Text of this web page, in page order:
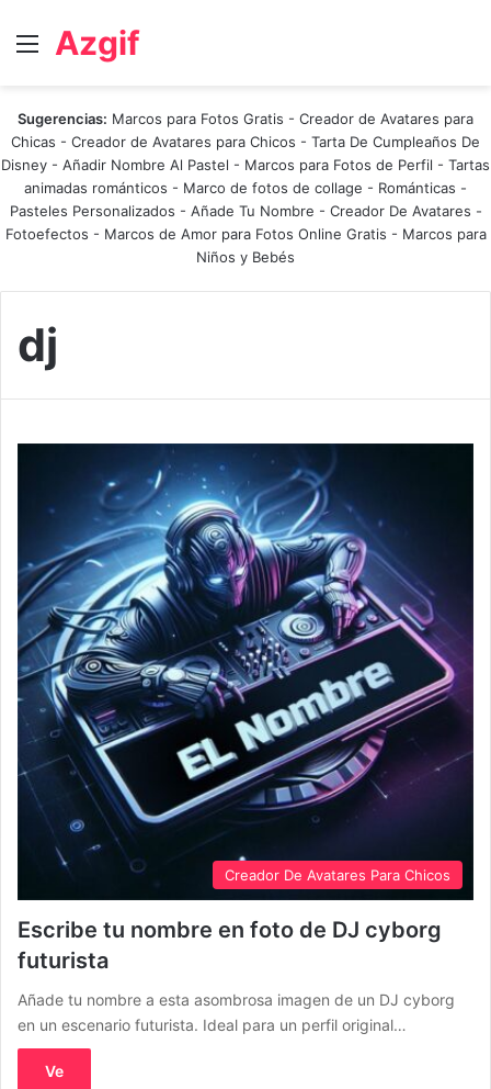
Menú
Azgif
Sugerencias: Marcos para Fotos Gratis - Creador de Avatares para
Chicas - Creador de Avatares para Chicos - Tarta De Cumpleaños De
Disney - Añadir Nombre Al Pastel - Marcos para Fotos de Perfil - Tartas
animadas románticos - Marco de fotos de collage - Románticas -
Pasteles Personalizados - Añade Tu Nombre - Creador De Avatares -
Fotoefectos - Marcos de Amor para Fotos Online Gratis - Marcos para
Niños y Bebés
dj
Creador De Avatares Para Chicos
Escribe tu nombre en foto de DJ cyborg
futurista
Añade tu nombre a esta asombrosa imagen de un DJ cyborg
en un escenario futurista. Ideal para un perfil original…
Ve